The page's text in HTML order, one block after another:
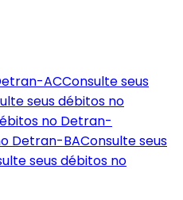
ACConsulte seus
seus débitos no
no Detran-
Detran-BAConsulte seus
seus débitos no